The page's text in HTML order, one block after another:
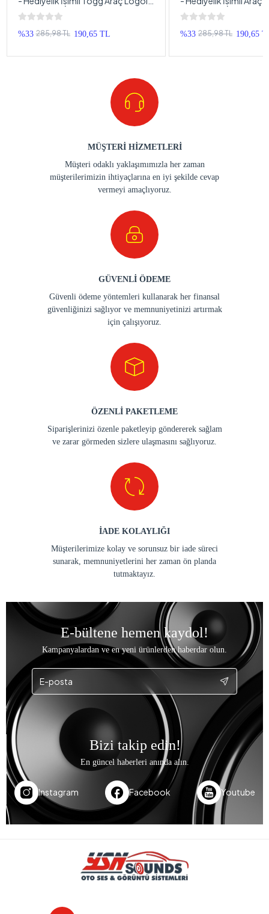
Anahtarlık - İsimli Araba Anahtarlığı
%33 285,98 TL 190,65 TL
Anahtarlık - İsimli
Anahtarlığı
%33 285,98 TL 190,65
MÜŞTERİ HİZMETLERİ
Müşteri odaklı yaklaşımımızla her zaman
müşterilerimizin ihtiyaçlarına en iyi şekilde cevap
vermeyi amaçlıyoruz.
GÜVENLİ ÖDEME
Güvenli ödeme yöntemleri kullanarak her finansal
güvenliğinizi sağlıyor ve memnuniyetinizi artırmak
için çalışıyoruz.
ÖZENLİ PAKETLEME
Siparişlerinizi özenle paketleyip göndererek sağlam
ve zarar görmeden sizlere ulaşmasını sağlıyoruz.
İADE KOLAYLIĞI
Müşterilerimize kolay ve sorunsuz bir iade süreci
sunarak, memnuniyetlerini her zaman ön planda
tutmaktayız.
E-bültene hemen kaydol!
Kampanyalardan ve en yeni ürünlerden haberdar olun.
Bizi takip edin!
En güncel haberleri anında alın.
Instagram Facebook Youtube